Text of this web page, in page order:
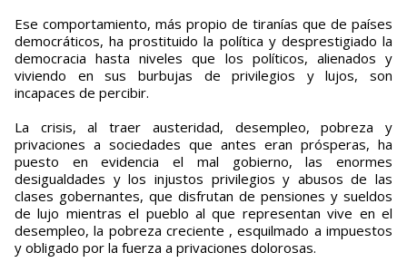
Ese comportamiento, más propio de tiranías que de países
democráticos, ha prostituido la política y desprestigiado la
democracia hasta niveles que los políticos, alienados y
viviendo en sus burbujas de privilegios y lujos, son
incapaces de percibir.
La crisis, al traer austeridad, desempleo, pobreza y
privaciones a sociedades que antes eran prósperas, ha
puesto en evidencia el mal gobierno, las enormes
desigualdades y los injustos privilegios y abusos de las
clases gobernantes, que disfrutan de pensiones y sueldos
de lujo mientras el pueblo al que representan vive en el
desempleo, la pobreza creciente , esquilmado a impuestos
y obligado por la fuerza a privaciones dolorosas.